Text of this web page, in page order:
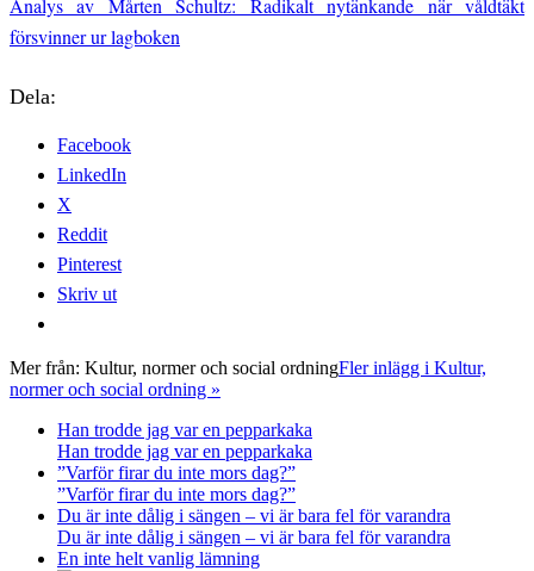
Analys av Mårten Schultz: Radikalt nytänkande när våldtäkt
försvinner ur lagboken
Dela:
Facebook
LinkedIn
X
Reddit
Pinterest
Skriv ut
Mer från: Kultur, normer och social ordningFler inlägg i Kultur,
normer och social ordning »
Han trodde jag var en pepparkaka
Han trodde jag var en pepparkaka
”Varför firar du inte mors dag?”
”Varför firar du inte mors dag?”
Du är inte dålig i sängen – vi är bara fel för varandra
Du är inte dålig i sängen – vi är bara fel för varandra
En inte helt vanlig lämning